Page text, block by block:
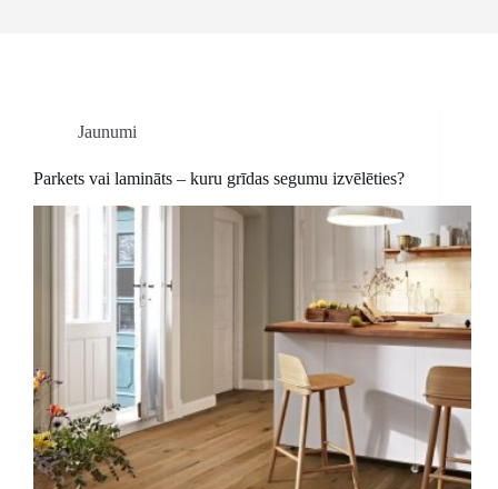
Jaunumi
Parkets vai lamināts – kuru grīdas segumu izvēlēties?